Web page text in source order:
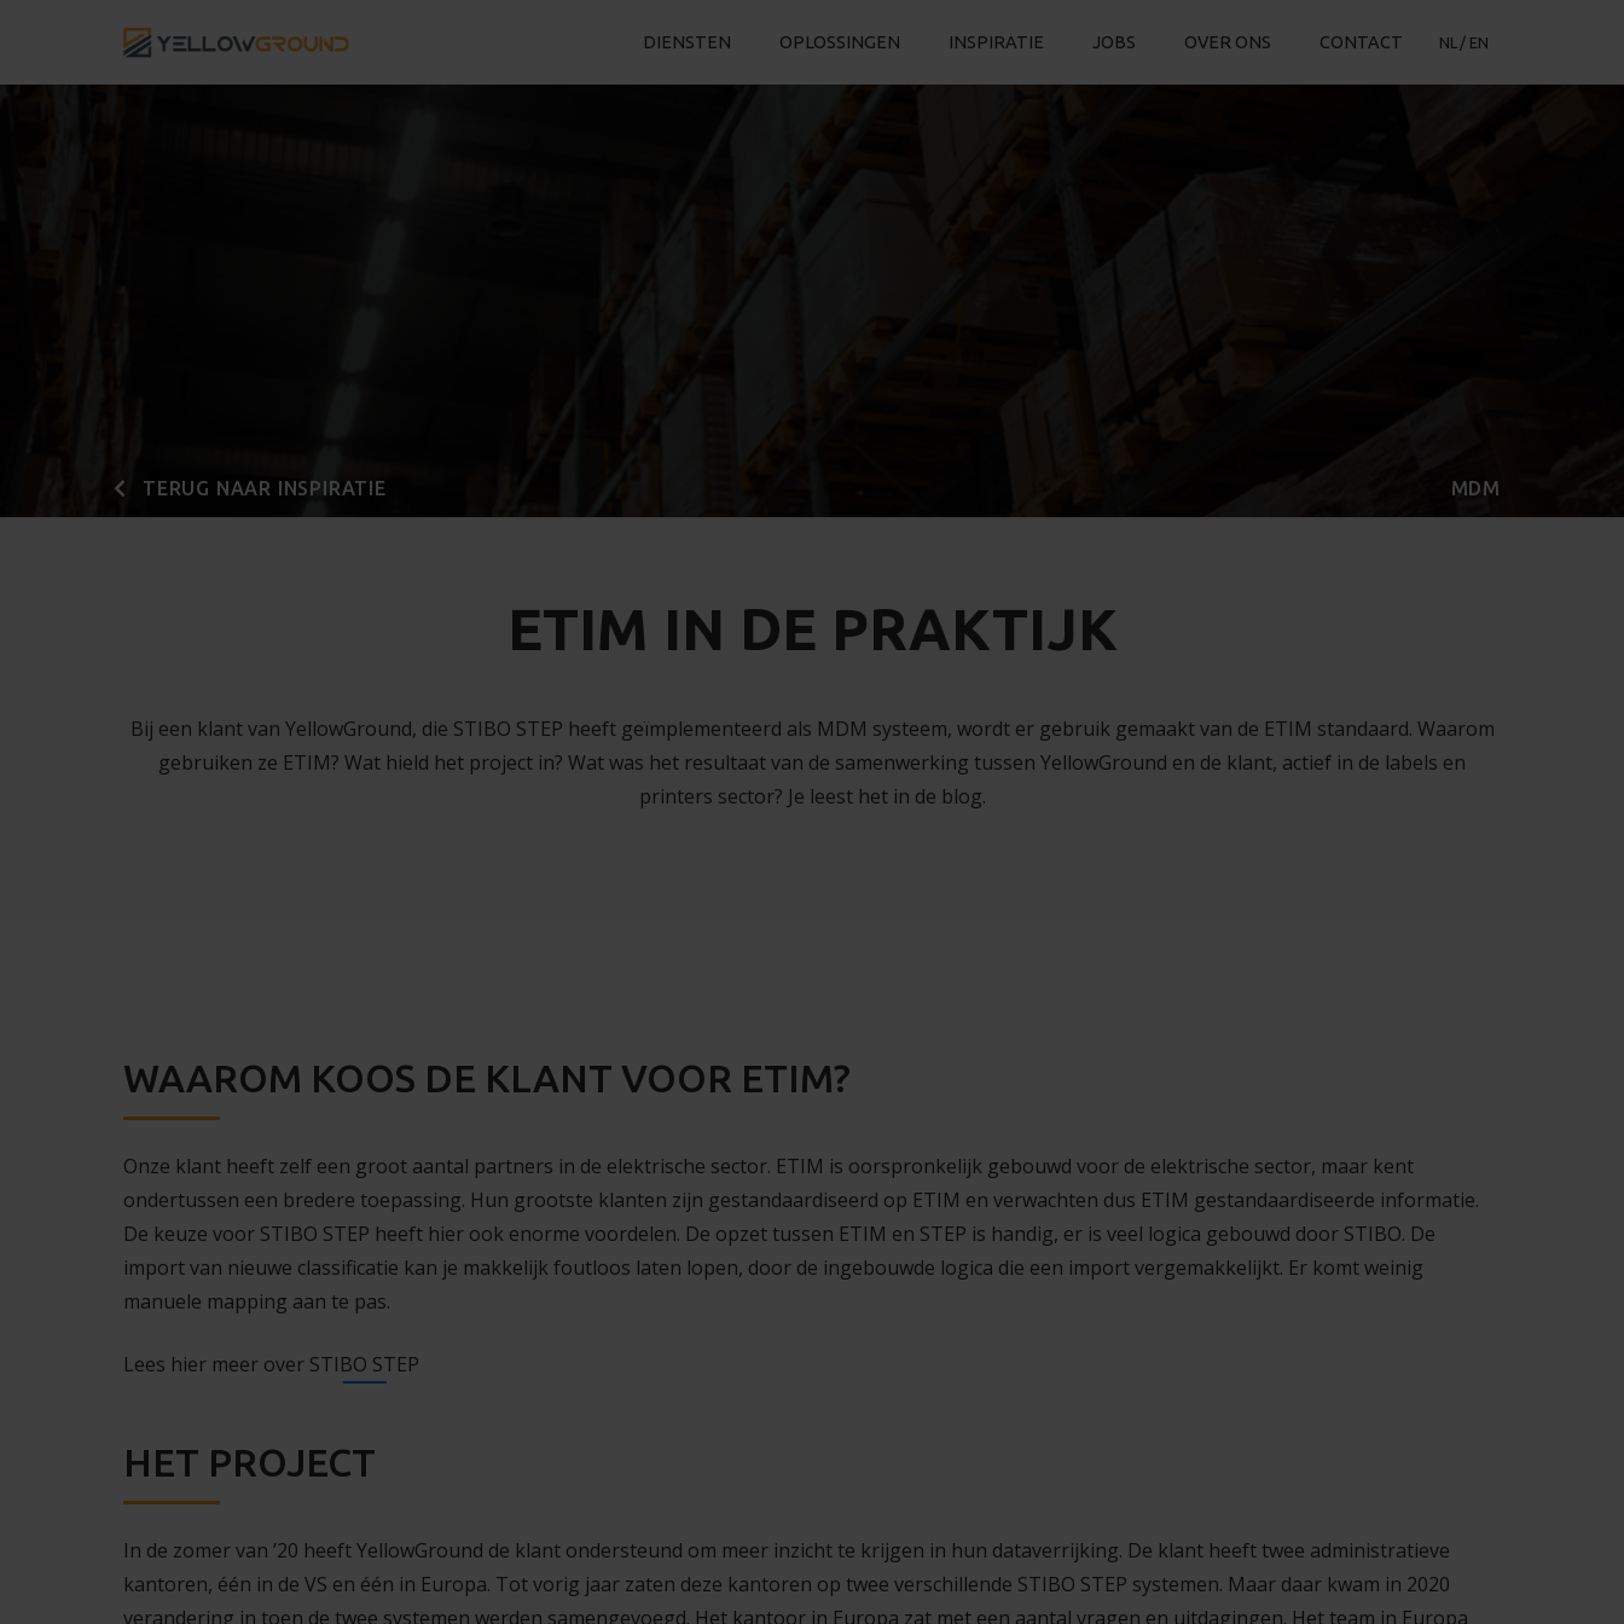
DIENSTEN OPLOSSINGEN INSPIRATIE JOBS OVER ONS CONTACT NL EN
TERUG NAAR INSPIRATIE MDM
ETIM IN DE PRAKTIJK
Bij een klant van YellowGround, die STIBO STEP heeft geïmplementeerd als MDM systeem, wordt er gebruik gemaakt van de ETIM standaard. Waarom
gebruiken ze ETIM? Wat hield het project in? Wat was het resultaat van de samenwerking tussen YellowGround en de klant, actief in de labels en
printers sector? Je leest het in de blog.
WAAROM KOOS DE KLANT VOOR ETIM?
Onze klant heeft zelf een groot aantal partners in de elektrische sector. ETIM is oorspronkelijk gebouwd voor de elektrische sector, maar kent
ondertussen een bredere toepassing. Hun grootste klanten zijn gestandaardiseerd op ETIM en verwachten dus ETIM gestandaardiseerde informatie.
De keuze voor STIBO STEP heeft hier ook enorme voordelen. De opzet tussen ETIM en STEP is handig, er is veel logica gebouwd door STIBO. De
import van nieuwe classificatie kan je makkelijk foutloos laten lopen, door de ingebouwde logica die een import vergemakkelijkt. Er komt weinig
manuele mapping aan te pas.
Lees hier meer over STIBO STEP
HET PROJECT
In de zomer van ’20 heeft YellowGround de klant ondersteund om meer inzicht te krijgen in hun dataverrijking. De klant heeft twee administratieve
kantoren, één in de VS en één in Europa. Tot vorig jaar zaten deze kantoren op twee verschillende STIBO STEP systemen. Maar daar kwam in 2020
verandering in toen de twee systemen werden samengevoegd. Het kantoor in Europa zat met een aantal vragen en uitdagingen. Het team in Europa